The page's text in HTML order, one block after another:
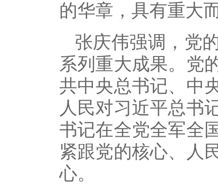
的华章，具有重大
张庆伟强调，党
系列重大成果。党
共中央总书记、中
人民对习近平总书
书记在全党全军全
紧跟党的核心、人
心。